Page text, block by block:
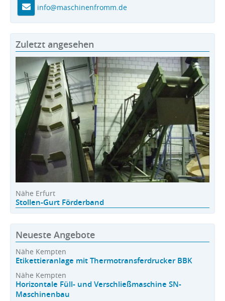
info@maschinenfromm.de
Zuletzt angesehen
Nähe Erfurt
Stollen-Gurt Förderband
Neueste Angebote
Nähe Kempten
Etikettieranlage mit Thermotransferdrucker BBK
Nähe Kempten
Horizontale Füll- und Verschließmaschine SN-
Maschinenbau